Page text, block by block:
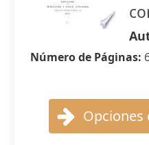
Número de Páginas:
Opciones